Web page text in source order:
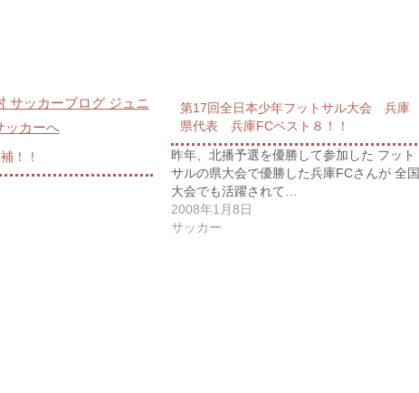
！！
第17回全日本少年フットサル大会 兵庫
県代表 兵庫FCベスト８！！
昨年、北播予選を優勝して参加した フット
サルの県大会で優勝した兵庫FCさんが 全国
大会でも活躍されて…
2008年1月8日
サッカー